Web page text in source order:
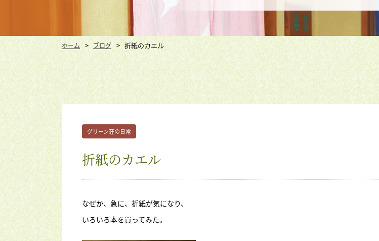
ホーム ブログ 折紙のカエル
グリーン荘の日常
折紙のカエル
なぜか、急に、折紙が気になり、
いろいろ本を買ってみた。